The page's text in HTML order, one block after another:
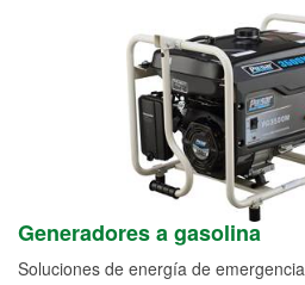
Generadores a gasolina
Soluciones de energía de